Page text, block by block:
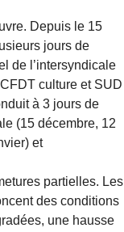
Depuis le 15
jours de
de l’intersyndicale
culture et SUD
à 3 jours de
(15 décembre, 12
et
partielles. Les
des conditions
une hausse